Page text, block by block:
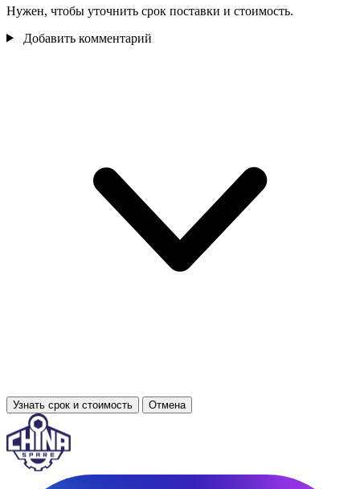
Нужен, чтобы уточнить срок поставки и стоимость.
Добавить комментарий
Узнать срок и стоимость Отмена